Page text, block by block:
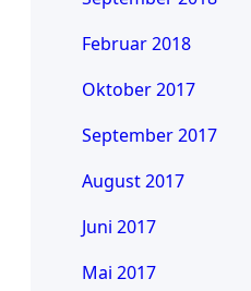
Februar 2018
Oktober 2017
September 2017
August 2017
Juni 2017
Mai 2017